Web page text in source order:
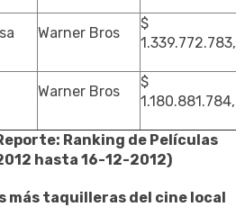
Warner Bros
$
Warner Bros
$
Ranking de Películas
hasta 16-12-2012)
más taquilleras del cine local